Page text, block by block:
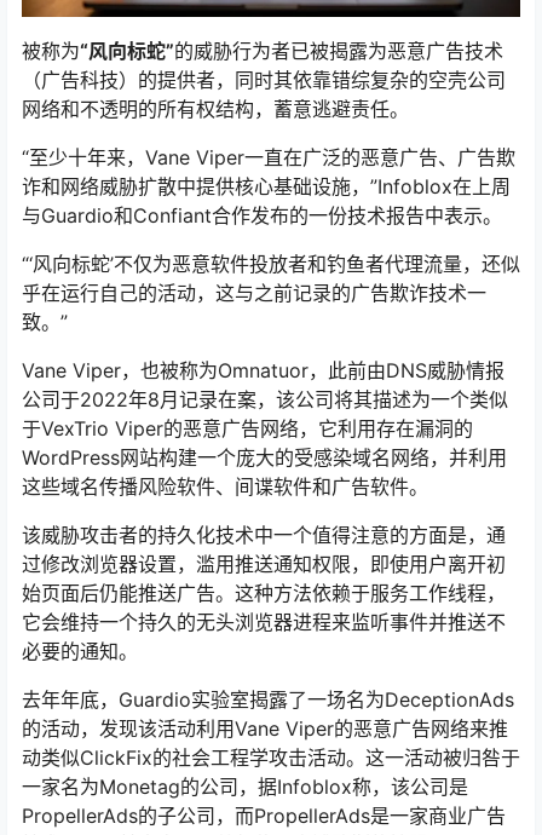
被称为“风向标蛇”的威胁行为者已被揭露为恶意广告技术
（广告科技）的提供者，同时其依靠错综复杂的空壳公司
网络和不透明的所有权结构，蓄意逃避责任。
“至少十年来，Vane Viper一直在广泛的恶意广告、广告欺
诈和网络威胁扩散中提供核心基础设施，”Infoblox在上周
与Guardio和Confiant合作发布的一份技术报告中表示。
“‘风向标蛇’不仅为恶意软件投放者和钓鱼者代理流量，还似
乎在运行自己的活动，这与之前记录的广告欺诈技术一
致。”
Vane Viper，也被称为Omnatuor，此前由DNS威胁情报
公司于2022年8月记录在案，该公司将其描述为一个类似
于VexTrio Viper的恶意广告网络，它利用存在漏洞的
WordPress网站构建一个庞大的受感染域名网络，并利用
这些域名传播风险软件、间谍软件和广告软件。
该威胁攻击者的持久化技术中一个值得注意的方面是，通
过修改浏览器设置，滥用推送通知权限，即使用户离开初
始页面后仍能推送广告。这种方法依赖于服务工作线程，
它会维持一个持久的无头浏览器进程来监听事件并推送不
必要的通知。
去年年底，Guardio实验室揭露了一场名为DeceptionAds
的活动，发现该活动利用Vane Viper的恶意广告网络来推
动类似ClickFix的社会工程学攻击活动。这一活动被归咎于
一家名为Monetag的公司，据Infoblox称，该公司是
PropellerAds的子公司，而PropellerAds是一家商业广告